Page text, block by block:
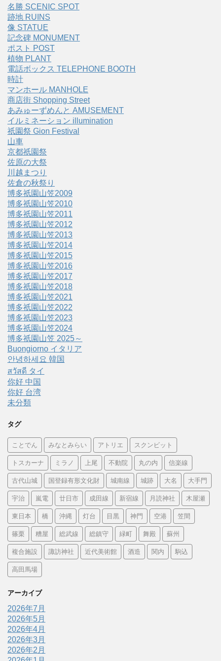
名勝 SCENIC SPOT
跡地 RUINS
像 STATUE
記念碑 MONUMENT
ポスト POST
植物 PLANT
電話ボックス TELEPHONE BOOTH
時計
マンホール MANHOLE
商店街 Shopping Street
あみゅーずめんと AMUSEMENT
イルミネーション illumination
祇園祭 Gion Festival
山車
京都祇園祭
佐原の大祭
川越まつり
佐倉の秋祭り
博多祇園山笠2009
博多祇園山笠2010
博多祇園山笠2011
博多祇園山笠2012
博多祇園山笠2013
博多祇園山笠2014
博多祇園山笠2015
博多祇園山笠2016
博多祇園山笠2017
博多祇園山笠2018
博多祇園山笠2021
博多祇園山笠2022
博多祇園山笠2023
博多祇園山笠2024
博多祇園山笠 2025～
Buongiorno イタリア
안녕하세요 韓国
สวัสดี タイ
你好 中国
你好 台湾
未分類
タグ
ことでん みなとみらい アトリエ スクンビット
トスカーナ ミラノ 上尾 不動院 丸の内 信楽線
古代山城 国登録有形文化財 城南線 城跡 大名 大手門
宇治 嵐電 廿日市 成田線 新宿線 月読神社 木屋瀬
東日本 橋 沖縄 灯台 目黒 神門 空港 笠間
篠栗 糟屋 総武線 総鎮守 緑町 舞殿 蘇州
複合施設 諏訪神社 近代美術館 酒造 関内 駒込
高田馬場
アーカイブ
2026年7月
2026年5月
2026年4月
2026年3月
2026年2月